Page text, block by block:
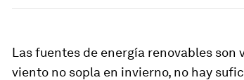
Las fuentes de energía renovables son
viento no sopla en invierno, no hay